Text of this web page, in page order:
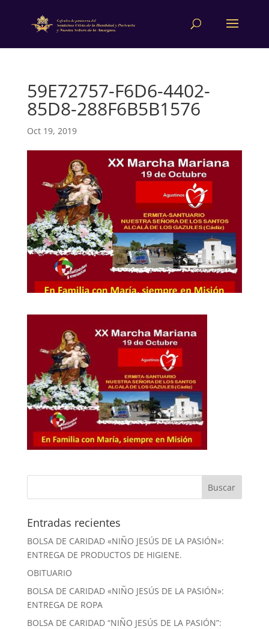
59E72757-F6D6-4402-
85D8-288F6B5B1576
Oct 19, 2019
Entradas recientes
BOLSA DE CARIDAD «NIÑO JESÚS DE LA PASIÓN»:
ENTREGA DE PRODUCTOS DE HIGIENE.
OBITUARIO
BOLSA DE CARIDAD «NIÑO JESÚS DE LA PASIÓN»:
ENTREGA DE ROPA
BOLSA DE CARIDAD “NIÑO JESÚS DE LA PASIÓN”: